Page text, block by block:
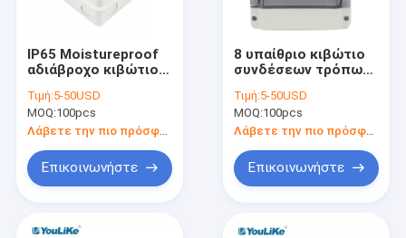
IP65 Moistureproof
αδιάβροχο κιβώτιο
κιβώτιο συνδέσεων
5 τρόπων
Τιμή:5-50USD
MOQ:100pcs
Λάβετε την πιο πρόσφατη τιμή
Επικοινωνήστε
8 υπαίθριο κιβώτιο
συνδέσεων τρόπων
για το διακόπτη
Τιμή:5-50USD
MOQ:100pcs
Επικοινωνήστε